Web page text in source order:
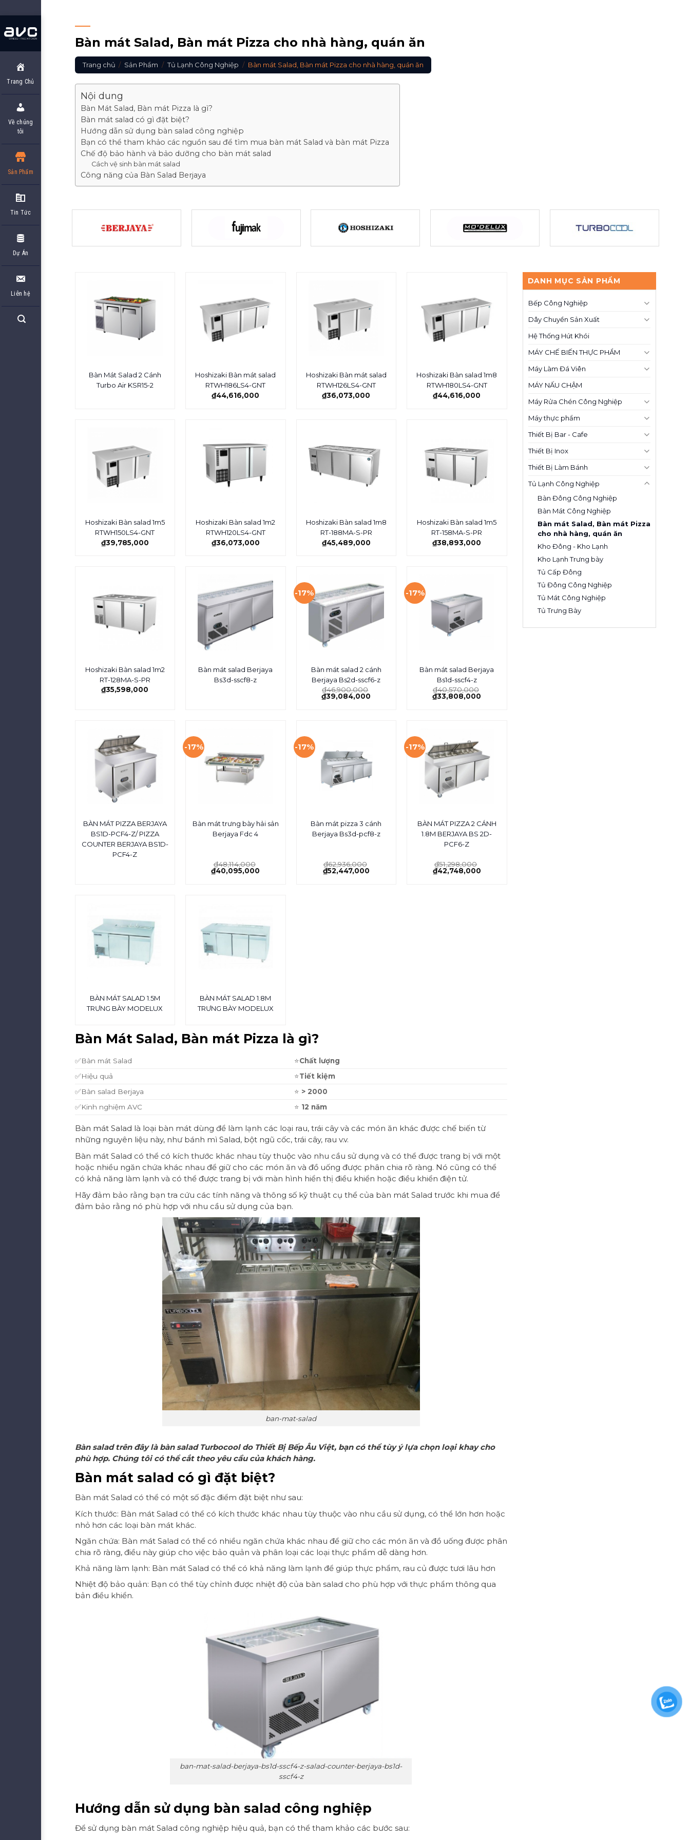
to
content
Trang Chủ
Về chúng
tôi
Sản Phẩm
Tin Tức
Dự Án
Liên hệ
Bàn mát Salad, Bàn mát Pizza cho nhà hàng, quán ăn
Trang chủ / Sản Phẩm / Tủ Lạnh Công Nghiệp / Bàn mát Salad, Bàn mát Pizza cho nhà hàng, quán ăn
Nội dung
Bàn Mát Salad, Bàn mát Pizza là gì?
Bàn mát salad có gì đặt biệt?
Hướng dẫn sử dụng bàn salad công nghiệp
Bạn có thể tham khảo các nguồn sau để tìm mua bàn mát Salad và bàn mát Pizza
Chế độ bảo hành và bảo dưỡng cho bàn mát salad
Cách vệ sinh bàn mát salad
Công năng của Bàn Salad Berjaya
Bàn Mát Salad 2 Cánh
Turbo Air KSR15-2
Hoshizaki Bàn mát salad
RTWH186LS4-GNT
₫44,616,000
Hoshizaki Bàn mát salad
RTWH126LS4-GNT
₫36,073,000
Hoshizaki Bàn salad 1m8
RTWH180LS4-GNT
₫44,616,000
Hoshizaki Bàn salad 1m5
RTWH150LS4-GNT
₫39,785,000
Hoshizaki Bàn salad 1m2
RTWH120LS4-GNT
₫36,073,000
Hoshizaki Bàn salad 1m8
RT-188MA-S-PR
₫45,489,000
Hoshizaki Bàn salad 1m5
RT-158MA-S-PR
₫38,893,000
Hoshizaki Bàn salad 1m2
RT-128MA-S-PR
₫35,598,000
Bàn mát salad Berjaya
Bs3d-sscf8-z
-17%
Bàn mát salad 2 cánh
Berjaya Bs2d-sscf6-z
₫46,900,000
₫39,084,000
-17%
Bàn mát salad Berjaya
Bs1d-sscf4-z
₫40,570,000
₫33,808,000
BÀN MÁT PIZZA BERJAYA
BS1D-PCF4-Z/ PIZZA
COUNTER BERJAYA BS1D-
PCF4-Z
-17%
Bàn mát trưng bày hải sản
Berjaya Fdc 4
₫48,114,000
₫40,095,000
-17%
Bàn mát pizza 3 cánh
Berjaya Bs3d-pcf8-z
₫62,936,000
₫52,447,000
-17%
BÀN MÁT PIZZA 2 CÁNH
1.8M BERJAYA BS 2D-
PCF6-Z
₫51,298,000
₫42,748,000
BÀN MÁT SALAD 1.5M
TRƯNG BÀY MODELUX
BÀN MÁT SALAD 1.8M
TRƯNG BÀY MODELUX
Bàn Mát Salad, Bàn mát Pizza là gì?
✅Bàn mát Salad ⭐Chất lượng
✅Hiệu quả
⭐Tiết kiệm
✅Bàn salad Berjaya
⭐ > 2000
✅Kinh nghiệm AVC
⭐ 12 năm
Bàn mát Salad là loại bàn mát dùng để làm lạnh các loại rau, trái cây và các món ăn khác được chế biến từ
những nguyên liệu này, như bánh mì Salad, bột ngũ cốc, trái cây, rau v.v.
Bàn mát Salad có thể có kích thước khác nhau tùy thuộc vào nhu cầu sử dụng và có thể được trang bị với một
hoặc nhiều ngăn chứa khác nhau để giữ cho các món ăn và đồ uống được phân chia rõ ràng. Nó cũng có thể
có khả năng làm lạnh và có thể được trang bị với màn hình hiển thị điều khiển hoặc điều khiển điện tử.
Hãy đảm bảo rằng bạn tra cứu các tính năng và thông số kỹ thuật cụ thể của bàn mát Salad trước khi mua để
đảm bảo rằng nó phù hợp với nhu cầu sử dụng của bạn.
ban-mat-salad
Bàn salad trên đây là bàn salad Turbocool do Thiết Bị Bếp Âu Việt, bạn có thể tùy ý lựa chọn loại khay cho
phù hợp. Chúng tôi có thể cắt theo yêu cầu của khách hàng.
Bàn mát salad có gì đặt biệt?
Bàn mát Salad có thể có một số đặc điểm đặt biệt như sau:
Kích thước: Bàn mát Salad có thể có kích thước khác nhau tùy thuộc vào nhu cầu sử dụng, có thể lớn hơn hoặc
nhỏ hơn các loại bàn mát khác.
Ngăn chứa: Bàn mát Salad có thể có nhiều ngăn chứa khác nhau để giữ cho các món ăn và đồ uống được phân
chia rõ ràng, điều này giúp cho việc bảo quản và phân loại các loại thực phẩm dễ dàng hơn.
Khả năng làm lạnh: Bàn mát Salad có thể có khả năng làm lạnh để giúp thực phẩm, rau củ được tươi lâu hơn
Nhiệt độ bảo quản: Bạn có thể tùy chỉnh được nhiệt độ của bàn salad cho phù hợp với thực phẩm thông qua
bản điều khiển.
ban-mat-salad-berjaya-bs1d-sscf4-z-salad-counter-berjaya-bs1d-
sscf4-z
Hướng dẫn sử dụng bàn salad công nghiệp
Để sử dụng bàn mát Salad công nghiệp hiệu quả, bạn có thể tham khảo các bước sau:
DANH MỤC SẢN PHẨM
Bếp Công Nghiệp
Dây Chuyền Sản Xuất
Hệ Thống Hút Khói
MÁY CHẾ BIẾN THỰC PHẨM
Máy Làm Đá Viên
MÁY NẤU CHẬM
Máy Rửa Chén Công Nghiệp
Máy thực phẩm
Thiết Bị Bar - Cafe
Thiết Bị Inox
Thiết Bị Làm Bánh
Tủ Lạnh Công Nghiệp
Bàn Đông Công Nghiệp
Bàn Mát Công Nghiệp
Bàn mát Salad, Bàn mát Pizza
cho nhà hàng, quán ăn
Kho Đông - Kho Lạnh
Kho Lạnh Trưng bày
Tủ Cấp Đông
Tủ Đông Công Nghiệp
Tủ Mát Công Nghiệp
Tủ Trưng Bày